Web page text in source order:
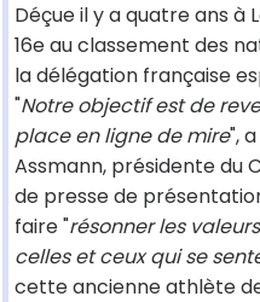
Déçue il y a quatre ans à
16e au classement des
la délégation française
"Notre objectif est de
place en ligne de mire",
Assmann, présidente du
de presse de
faire "résonner les
celles et ceux qui se
cette ancienne athlète